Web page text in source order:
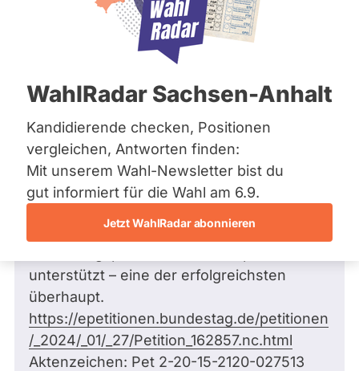
Bremen
Hamburg
Mecklenburg-Vorpommern
Nordrhein-Westfalen
Saarland
Sachsen
Sachsen-Anhalt
Sachsen-Anhalt
Schleswig-Holstein
Thüringen
Archiv
Über uns
WahlRadar Sachsen-Anhalt
Kandidierende checken, Positionen
vergleichen, Antworten finden:
Mit unserem Wahl-Newsletter bist du
gut informiert für die Wahl am 6.9.
Jetzt WahlRadar abonnieren
24.04.2026
200.000 Stimmen zur
Homöopathiepetition 2024 – und was
folgt daraus? Macht das
Bundesministerium für Gesundheit nun
Politik für die AFD?
Sehr geehrter Herr Dahmen,innerhalb von
Bürgerinnen und Bürger die
unterstützt – eine der erfolgreichsten
überhaupt.
https://epetitionen.bundestag.de/petitionen
/_2024/_01/_27/Petition_162857.nc.html
Aktenzeichen: Pet 2-20-15-2120-027513